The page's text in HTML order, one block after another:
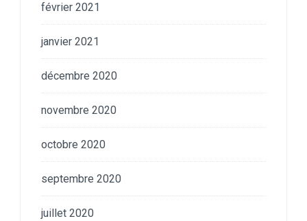
février 2021
janvier 2021
décembre 2020
novembre 2020
octobre 2020
septembre 2020
juillet 2020